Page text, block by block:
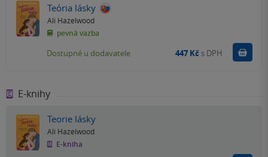
Teória lásky
Ali Hazelwood
pevná vazba
Dostupné u dodavatele 447 Kč s DPH
E-knihy
Teorie lásky
Ali Hazelwood
E-kniha